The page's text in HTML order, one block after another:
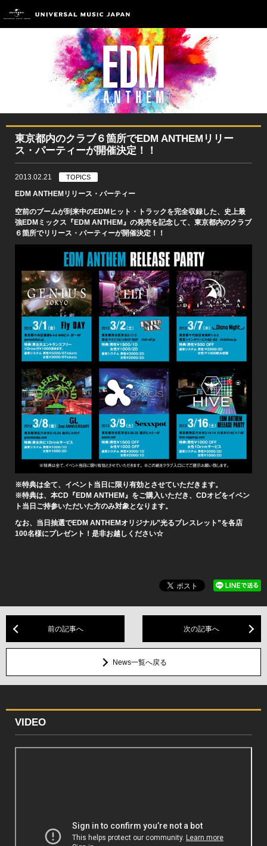
東京都内のクラブ６箇所でEDM ANTHEMリリー
ス・パーティーが開催決定！！
2013.02.21 TOPICS
EDM ANTHEMリリース・パーティー
空前のブームが到来中のEDMヒット・トラックを完全収録した、史上最
強EDMミックス『EDM ANTHEM』の発売を記念して、東京都内のクラブ
６箇所でリリース・パーティーが開催決定！！
※特典は全て、イベント当日に限り有効とさせていただきます。
※特典は、本CD『EDM ANTHEM』をご購入いただき、CDオビをイベン
ト当日ご持参いただいた方のみ対象となります。
なお、当日抽選でEDM ANTHEMオリジナル”光るブレスレット”を各店
100名様にプレゼント！是非お越しください☆
前の記事へ 次の記事へ
News一覧へ戻る
VIDEO